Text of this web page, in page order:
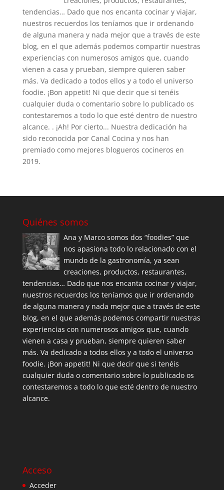
tendencias… Dado que nos encanta cocinar y viajar,
nuestros recuerdos los teníamos que ir ordenando
de alguna manera y nada mejor que a través de este
blog, en el que además podemos compartir nuestras
experiencias con numerosos amigos que, cuando
vienen a casa y prueban, siempre quieren saber
más. Va dedicado a todos ellos y a todo el universo
foodie. ¡Bon appetit! Ni que decir que si tenéis
cualquier duda o comentario sobre lo publicado os
contestaremos a todo lo que esté dentro de nuestro
alcance. . ¡Ah! Por cierto... Nuestra dedicación ha
sido reconocida por Canal Cocina y nos han
premiado como mejores blogueros cocineros en
2019.
Quiénes somos
Ana y Marco somos dos “foodies” que
nos apasiona todo lo relacionado con el
mundo de la gastronomía, ya sean
creaciones, productos, restaurantes,
tendencias… Dado que nos encanta cocinar y viajar,
nuestros recuerdos los teníamos que ir ordenando
de alguna manera y nada mejor que a través de este
blog, en el que además podemos compartir nuestras
experiencias con numerosos amigos que, cuando
vienen a casa y prueban, siempre quieren saber
más. Va dedicado a todos ellos y a todo el universo
foodie. ¡Bon appetit! Ni que decir que si tenéis
cualquier duda o comentario sobre lo publicado os
contestaremos a todo lo que esté dentro de nuestro
alcance.
Acceso
Acceder